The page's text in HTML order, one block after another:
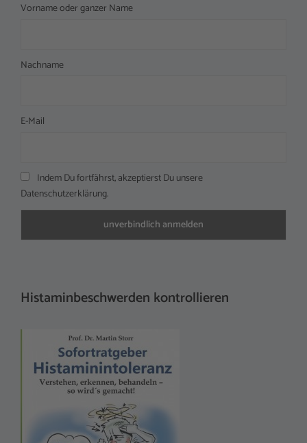
Vorname oder ganzer Name
Nachname
E-Mail
Indem Du fortfährst, akzeptierst Du unsere
Datenschutzerklärung.
Histaminbeschwerden kontrollieren